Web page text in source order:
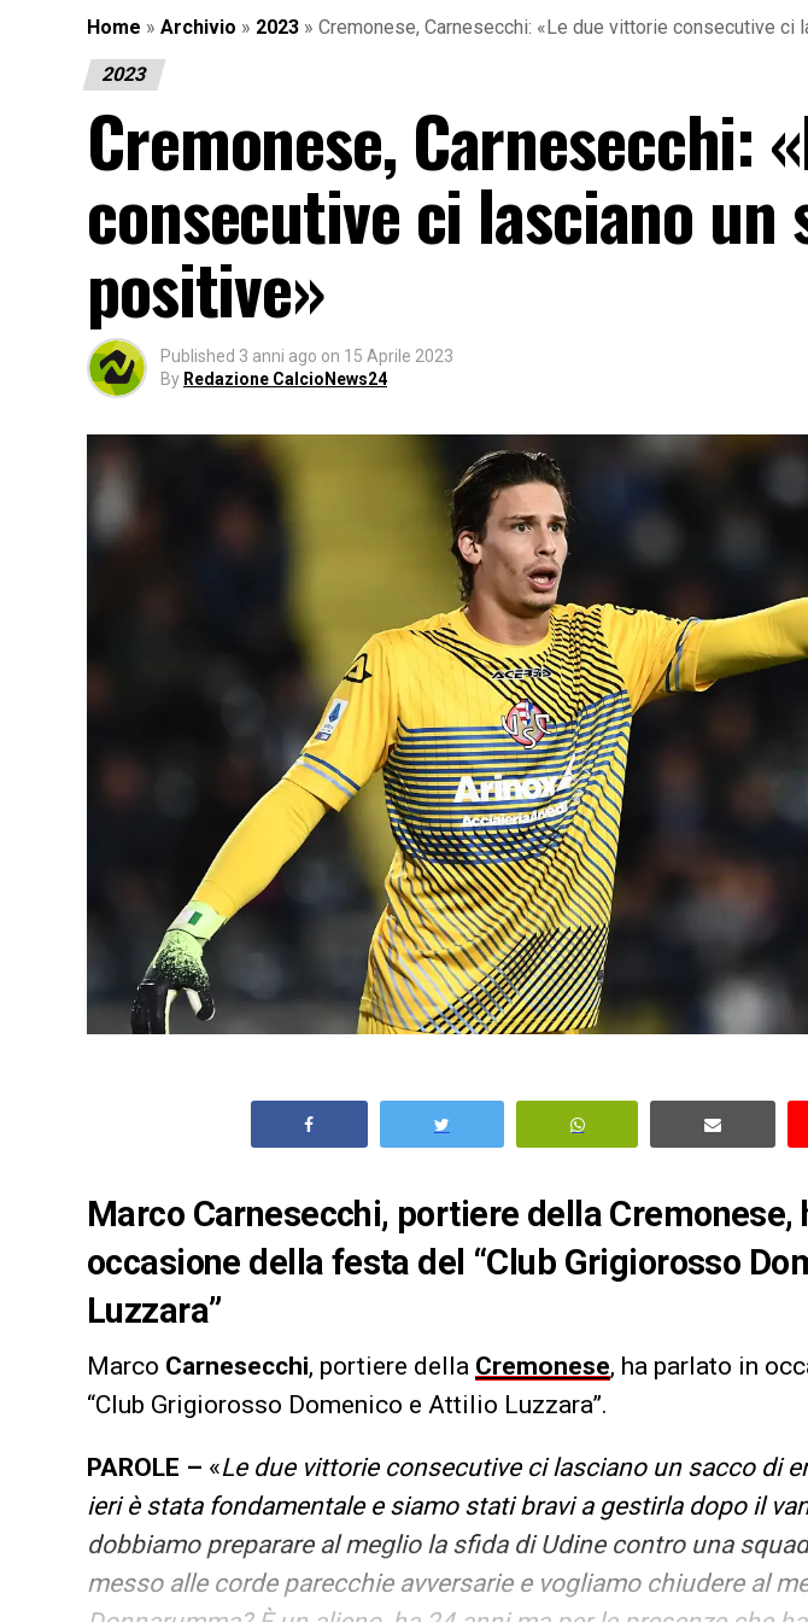
Home » Archivio » 2023 » Cremonese, Carnesecchi: «Le due vittorie consecutive ci
2023
Cremonese, Carnesecchi:
consecutive ci lasciano un
positive»
Published 3 anni ago on 15 Aprile 2023
By Redazione CalcioNews24
Marco Carnesecchi, portiere della Cremonese,
occasione della festa del “Club Grigiorosso
Luzzara”
Marco Carnesecchi, portiere della Cremonese, ha parlato in
“Club Grigiorosso Domenico e Attilio Luzzara”.
PAROLE – «Le due vittorie consecutive ci lasciano un sacco di
ieri è stata fondamentale e siamo stati bravi a gestirla dopo il
dobbiamo preparare al meglio la sfida di Udine contro una
messo alle corde parecchie avversarie e vogliamo chiudere al